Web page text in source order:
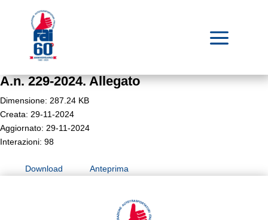
a
A.n. 229-2024. Allegato
Dimensione: 287.24 KB
Creata: 29-11-2024
Aggiornato: 29-11-2024
Interazioni: 98
Download Anteprima